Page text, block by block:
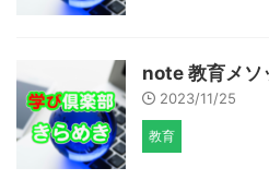
note 教育メソ
2023/11/25
教育